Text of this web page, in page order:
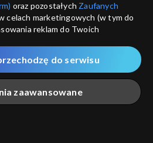
The Voice of Poland
Janek Słowiński – „Sittin’ on
Voice of Poland”,
Przesłuchania w ciemno, 27
września 2025
oraz pozostałych Zaufanych
celach marketingowych (w tym do
reklam do Twoich
także zgody na udostępnianie
do Google.
podczas odwiedzania przez
serwisówzwanych dalej
zapisywane za pomocą
zaawansowane
do serwisu